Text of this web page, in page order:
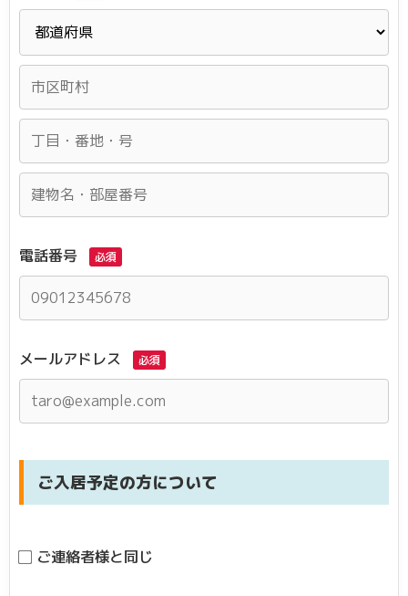
電話番号 必須
メールアドレス 必須
ご入居予定の方について
ご連絡者様と同じ